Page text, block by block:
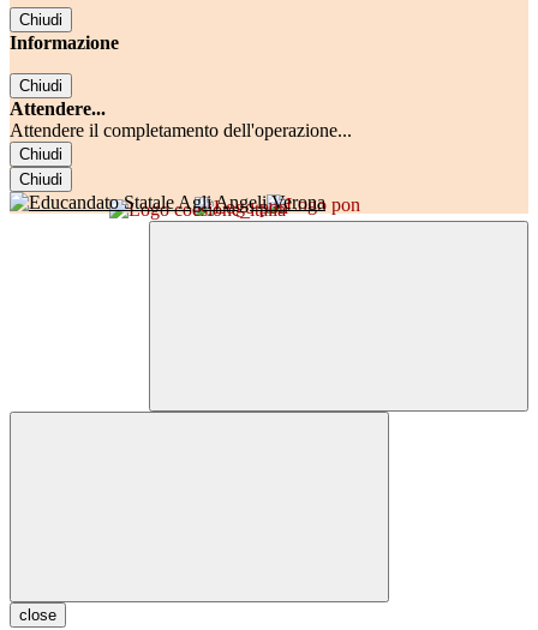
Chiudi
Informazione
Chiudi
Attendere...
Attendere il completamento dell'operazione...
Chiudi
Chiudi
close